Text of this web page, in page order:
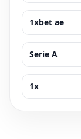
1xbet ae
Serie A
1x